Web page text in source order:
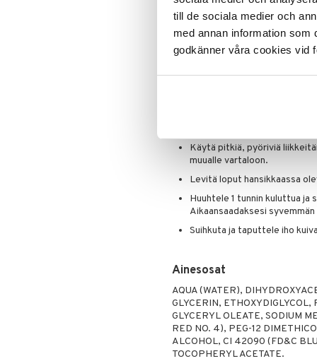
till de sociala medier och
med annan information som
godkänner våra cookies vid
pois. Mikäli toivot syvempää
Aikaansaadaksesi tasaisen
Käytä pitkiä, pyöriviä
muualle vartaloon.
Levitä loput hansikkaassa
Huuhtele 1 tunnin kuluttua ja
Aikaansaadaksesi
Suihkuta ja taputtele iho
Ainesosat
AQUA (WATER),
GLYCERIN,
GLYCERYL OLEATE, SODIUM
RED NO. 4), PEG-12
ALCOHOL, CI 42090 (FD&C
TOCOPHERYL ACETATE.